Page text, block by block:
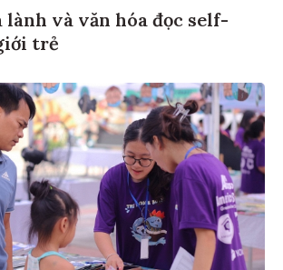
lành và văn hóa đọc self-
trẻ